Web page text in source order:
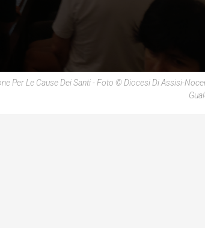
Per Le Cause Dei Santi - Foto © Diocesi Di Assisi-